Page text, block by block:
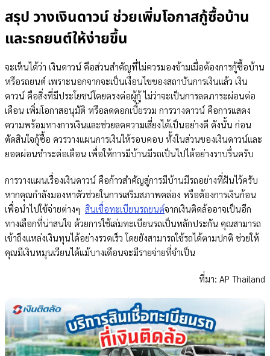
สรุป วางเงินดาวน์ ช่วยเพิ่มโอกาสกู้ซื้อบ้าน
และรถยนต์ให้ง่ายขึ้น
จะเห็นได้ว่า เงินดาวน์ คือส่วนสำคัญที่ไม่ควรมองข้ามเมื่อต้องการกู้ซื้อบ้าน
หรือรถยนต์ เพราะนอกจากจะเป็นเงื่อนไขของสถาบันการเงินแล้ว เงิน
ดาวน์ คือสิ่งที่มีประโยชน์โดยตรงต่อผู้กู้ ไม่ว่าจะเป็นการลดภาระผ่อนต่อ
เดือน เพิ่มโอกาสอนุมัติ หรือลดดอกเบี้ยรวม การวางดาวน์ คือการแสดง
ความพร้อมทางการเงินและช่วยลดความเสี่ยงได้เป็นอย่างดี ดังนั้น ก่อน
ตัดสินใจกู้ซื้อ ควรวางแผนการเงินให้รอบคอบ ทั้งในส่วนของเงินดาวน์และ
ยอดผ่อนชำระต่อเดือน เพื่อให้การมีบ้านมีรถเป็นไปได้อย่างราบรื่นครับ
การวางแผนเรื่องเงินดาวน์ คือก้าวสำคัญสู่การมีบ้านมีรถอย่างที่ฝันไว้ครับ
หากคุณกำลังมองหาตัวช่วยในการเสริมสภาพคล่อง หรือต้องการเงินก้อน
เพื่อนำไปใช้จ่ายต่างๆ สินเชื่อทะเบียนรถยนต์จากเงินติดล้ออาจเป็นอีก
ทางเลือกที่น่าสนใจ ด้วยการใช้เล่มทะเบียนรถเป็นหลักประกัน คุณสามารถ
เข้าถึงแหล่งเงินทุนได้อย่างรวดเร็ว โดยยังสามารถใช้รถได้ตามปกติ ช่วยให้
คุณมีเงินหมุนเวียนได้แม้บางเดือนจะมีรายจ่ายที่จำเป็น
ที่มา: AP Thailand